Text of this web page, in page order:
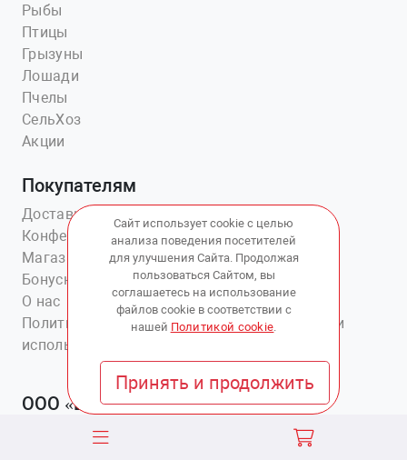
Рыбы
Птицы
Грызуны
Лошади
Пчелы
СельХоз
Акции
Покупателям
Доставка
Конференции
Магазины
Бонусная система
О нас
Политика обработки персональных данных и
использования cookie.
ООО «Ветаптека №1»
+7(914)703-76-43
Сайт использует cookie с целью
анализа поведения посетителей
для улучшения Сайта. Продолжая
пользоваться Сайтом, вы
соглашаетесь на использование
файлов cookie в соответствии с
нашей Политикой cookie.
Принять и продолжить